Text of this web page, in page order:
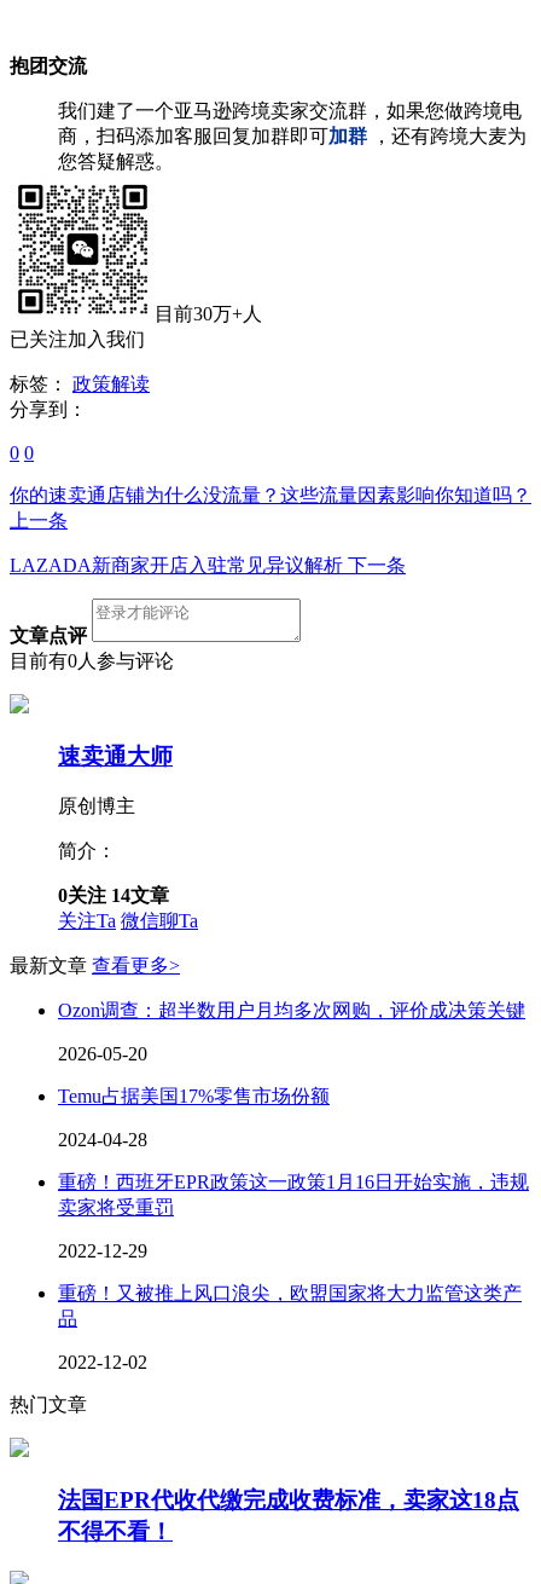
抱团交流
我们建了一个亚马逊跨境卖家交流群，如果您做跨境电
商，扫码添加客服回复加群即可加群
，还有跨境大麦为
您答疑解惑。
目前30万+人
已关注加入我们
标签：
政策解读
分享到：
0 0
你的速卖通店铺为什么没流量？这些流量因素影响你知道吗？
上一条
LAZADA新商家开店入驻常见异议解析 下一条
文章点评
目前有0人参与评论
速卖通大师
原创博主
简介：
0关注 14文章
关注Ta 微信聊Ta
最新文章 查看更多>
Ozon调查：超半数用户月均多次网购，评价成决策关键
2026-05-20
Temu占据美国17%零售市场份额
2024-04-28
重磅！西班牙EPR政策这一政策1月16日开始实施，违规
卖家将受重罚
2022-12-29
重磅！又被推上风口浪尖，欧盟国家将大力监管这类产
品
2022-12-02
热门文章
法国EPR代收代缴完成收费标准，卖家这18点
不得不看！